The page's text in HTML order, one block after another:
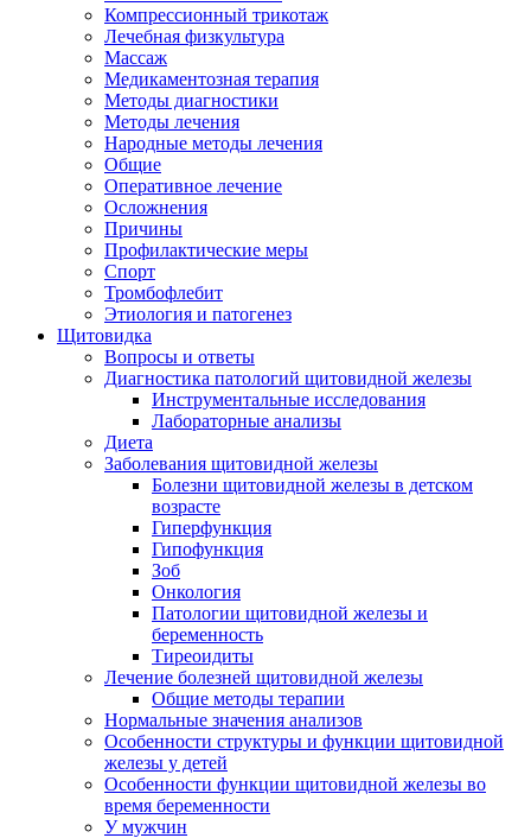
Компрессионный трикотаж
Лечебная физкультура
Массаж
Медикаментозная терапия
Методы диагностики
Методы лечения
Народные методы лечения
Общие
Оперативное лечение
Осложнения
Причины
Профилактические меры
Спорт
Тромбофлебит
Этиология и патогенез
Щитовидка
Вопросы и ответы
Диагностика патологий щитовидной железы
Инструментальные исследования
Лабораторные анализы
Диета
Заболевания щитовидной железы
Болезни щитовидной железы в детском
возрасте
Гиперфункция
Гипофункция
Зоб
Онкология
Патологии щитовидной железы и
беременность
Тиреоидиты
Лечение болезней щитовидной железы
Общие методы терапии
Нормальные значения анализов
Особенности структуры и функции щитовидной
железы у детей
Особенности функции щитовидной железы во
время беременности
У мужчин